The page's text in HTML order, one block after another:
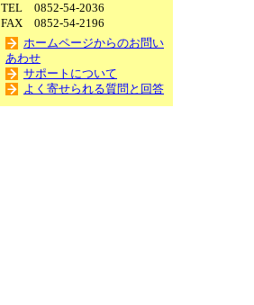
TEL 0852-54-2036
FAX 0852-54-2196
ホームページからのお問い
あわせ
サポートについて
よく寄せられる質問と回答